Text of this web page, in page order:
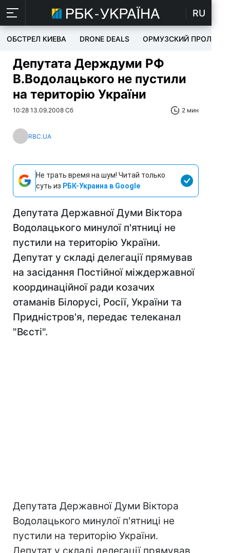
RU
ОБСТРЕЛ КИЕВА DRONE DEALS ОРМУЗСКИЙ ПРОЛИВ
Депутата Держдуми РФ
В.Водолацького не пустили
на територію України
10:28 13.09.2008 Сб 2 мин
RBC.UA
Не трать время на шум! Читай только
суть из РБК-Украина в Google
Депутата Державної Думи Віктора
Водолацького минулої п'ятниці не
пустили на територію України.
Депутат у складі делегації прямував
на засідання Постійної міждержавної
координаційної ради козачих
отаманів Білорусі, Росії, України та
Придністров'я, передає телеканал
"Вєсті".
Депутата Державної Думи Віктора
Водолацького минулої п'ятниці не
пустили на територію України.